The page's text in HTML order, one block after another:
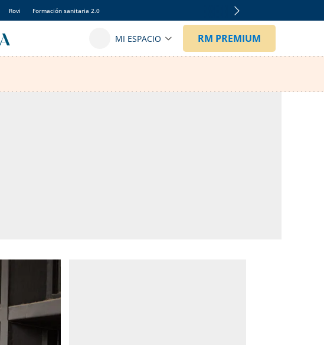
Rovi Formación sanitaria 2.0